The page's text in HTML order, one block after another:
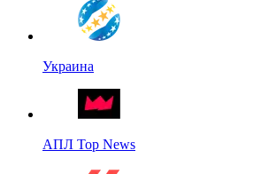
Украина
АПЛ Top News